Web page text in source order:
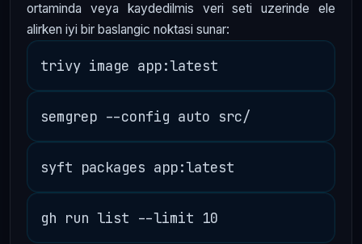
ortaminda veya kaydedilmis veri seti uzerinde ele
alirken iyi bir baslangic noktasi sunar: